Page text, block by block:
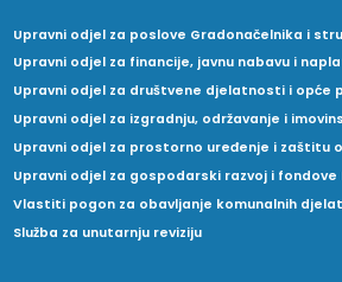
Upravni odjel za poslove Gradonačelnika i
Upravni odjel za financije, javnu nabavu i
Upravni odjel za društvene djelatnosti i opće
Upravni odjel za izgradnju, održavanje i
Upravni odjel za prostorno uređenje i zaštitu
Upravni odjel za gospodarski razvoj i fondove
Vlastiti pogon za obavljanje komunalnih
Služba za unutarnju reviziju